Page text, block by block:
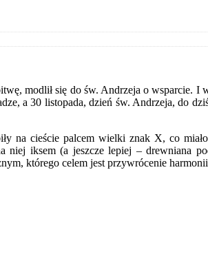
modlił się do św. Andrzeja o wsparcie. I
a 30 listopada, dzień św. Andrzeja, do
na cieście palcem wielki znak X, co
niej iksem (a jeszcze lepiej – drewniana
którego celem jest przywrócenie